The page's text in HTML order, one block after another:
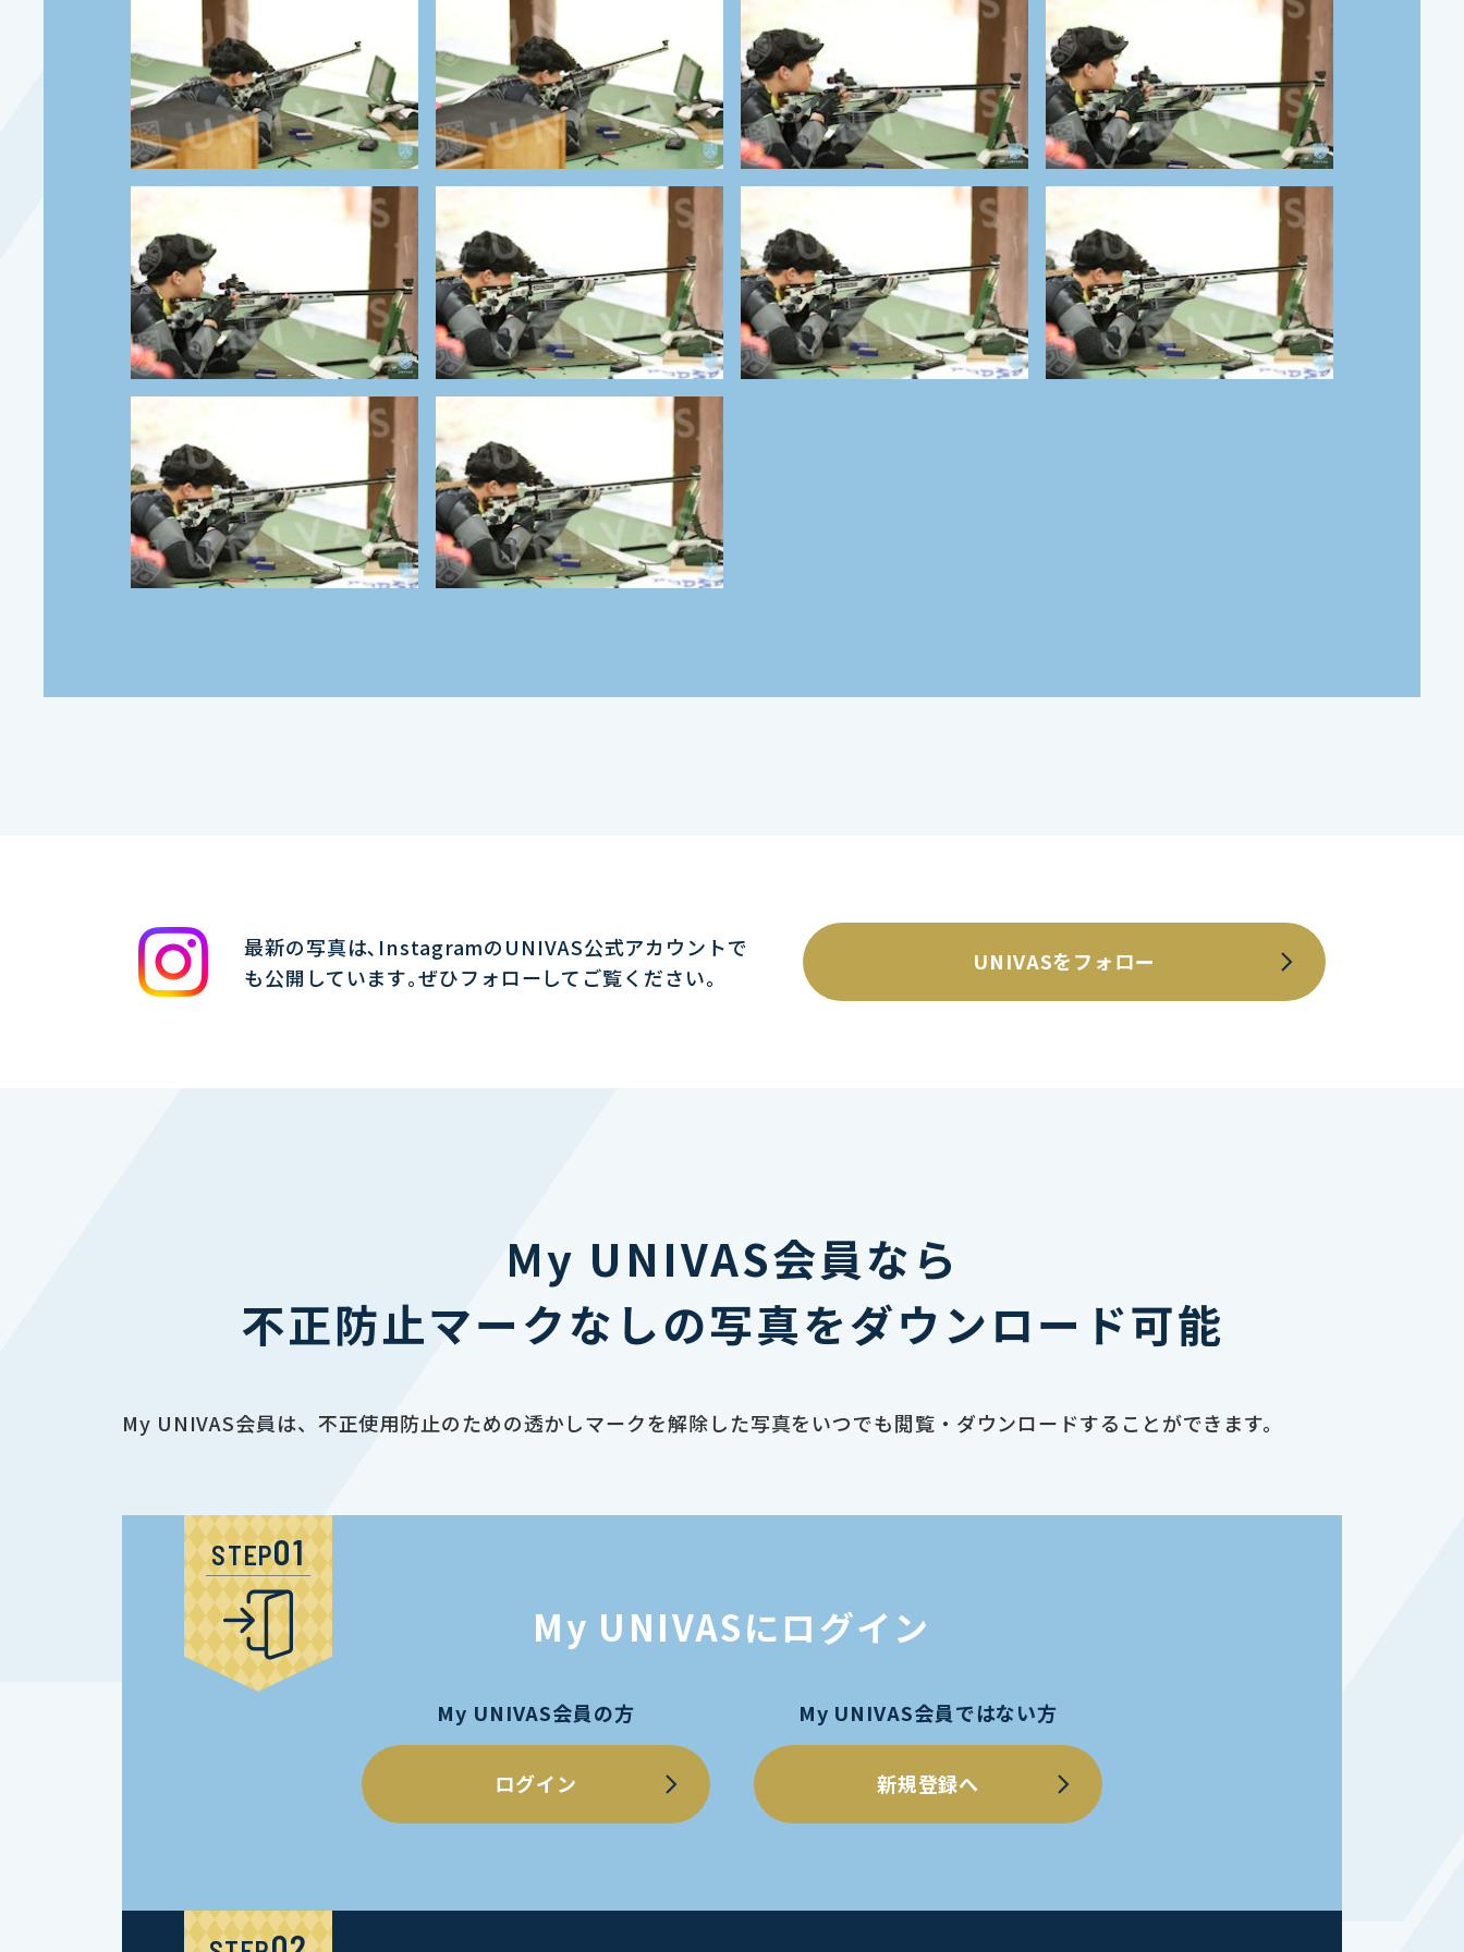
最新の写真は､InstagramのUNIVAS公式アカウントで
も公開しています｡ぜひフォローしてご覧ください｡
UNIVASをフォロー
My UNIVAS会員なら
不正防止マークなしの写真をダウンロード可能
My UNIVAS会員は、不正使用防止のための透かしマークを解除した写真をいつでも閲覧・ダウンロードすることができます。
STEP
My UNIVASにログイン
My UNIVAS会員の方
ログイン
My UNIVAS会員ではない方
新規登録へ